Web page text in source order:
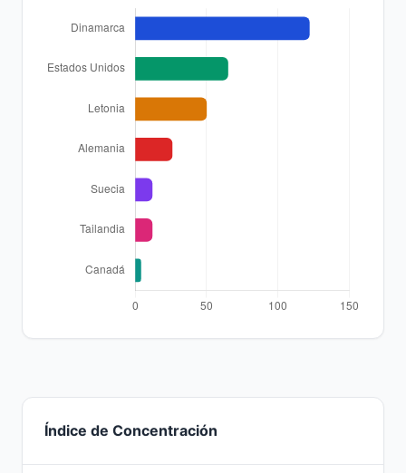
Índice de Concentración